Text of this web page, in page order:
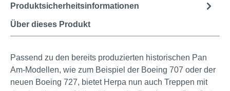
Über dieses Produkt
Produktsicherheitsinformationen
Passend zu den bereits produzierten historischen Pan
Am-Modellen, wie zum Beispiel der Boeing 707 oder der
neuen Boeing 727, bietet Herpa nun auch Treppen mit